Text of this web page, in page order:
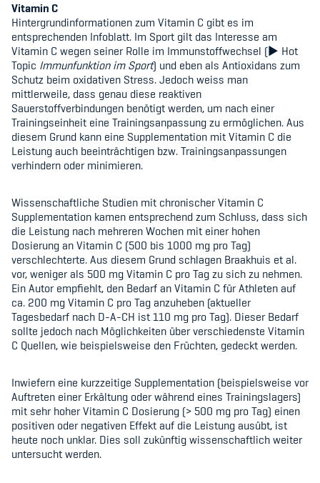
Vitamin C
Hintergrundinformationen zum Vitamin C gibt es im
entsprechenden Infoblatt. Im Sport gilt das Interesse am
Vitamin C wegen seiner Rolle im Immunstoffwechsel (► Hot
Topic Immunfunktion im Sport) und eben als Antioxidans zum
Schutz beim oxidativen Stress. Jedoch weiss man
mittlerweile, dass genau diese reaktiven
Sauerstoffverbindungen benötigt werden, um nach einer
Trainingseinheit eine Trainingsanpassung zu ermöglichen. Aus
diesem Grund kann eine Supplementation mit Vitamin C die
Leistung auch beeinträchtigen bzw. Trainingsanpassungen
verhindern oder minimieren.
Wissenschaftliche Studien mit chronischer Vitamin C
Supplementation kamen entsprechend zum Schluss, dass sich
die Leistung nach mehreren Wochen mit einer hohen
Dosierung an Vitamin C (500 bis 1000 mg pro Tag)
verschlechterte. Aus diesem Grund schlagen Braakhuis et al.
vor, weniger als 500 mg Vitamin C pro Tag zu sich zu nehmen.
Ein Autor empfiehlt, den Bedarf an Vitamin C für Athleten auf
ca. 200 mg Vitamin C pro Tag anzuheben (aktueller
Tagesbedarf nach D-A-CH ist 110 mg pro Tag). Dieser Bedarf
sollte jedoch nach Möglichkeiten über verschiedenste Vitamin
C Quellen, wie beispielsweise den Früchten, gedeckt werden.
Inwiefern eine kurzzeitige Supplementation (beispielsweise vor
Auftreten einer Erkältung oder während eines Trainingslagers)
mit sehr hoher Vitamin C Dosierung (> 500 mg pro Tag) einen
positiven oder negativen Effekt auf die Leistung ausübt, ist
heute noch unklar. Dies soll zukünftig wissenschaftlich weiter
untersucht werden.